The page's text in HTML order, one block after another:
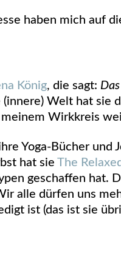
haben mich auf
König, die sagt:
(innere) Welt hat sie
Wirkkreis
Yoga-Bücher und
hat sieThe
geschaffen hat.
alle dürfen uns
ist (das ist sie